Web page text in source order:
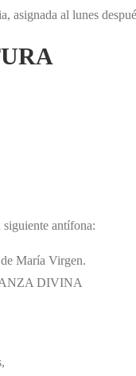
asignada al lunes
antífona:
María Virgen.
DIVINA